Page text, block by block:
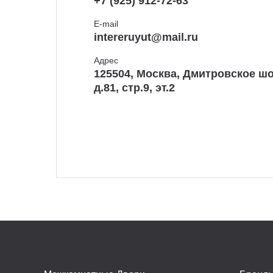
E-mail
intereruyut@mail.ru
Адрес
125504, Москва, Дмитровское
д.81, стр.9, эт.2